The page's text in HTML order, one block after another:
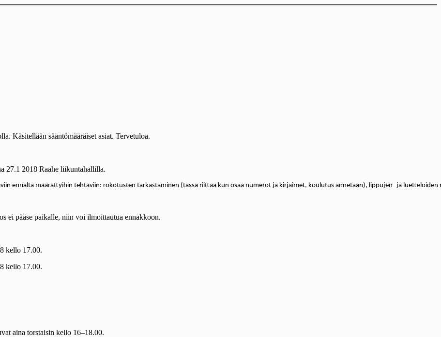
Käsitellään sääntömääräiset asiat. Tervetuloa.
27.1 2018 Raahe liikuntahallilla.
ennalta määrättyihin tehtäviin: rokotusten tarkastaminen (tässä riittää kun osaa numerot ja kirjaimet, koulutus annetaan), lippujen- ja
ei pääse paikalle, niin voi ilmoittautua ennakkoon.
kello 17.00.
kello 17.00.
aina torstaisin kello 16–18.00.